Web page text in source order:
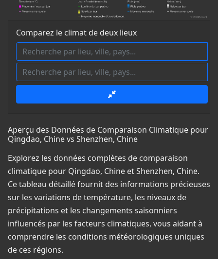
Comparez le climat de deux lieux
Aperçu des Données de Comparaison Climatique pour
Qingdao, Chine vs Shenzhen, Chine
Explorez les données complètes de comparaison
climatique pour Qingdao, Chine et Shenzhen, Chine.
Ce tableau détaillé fournit des informations précieuses
sur les variations de température, les niveaux de
précipitations et les changements saisonniers
influencés par les facteurs climatiques, vous aidant à
comprendre les conditions météorologiques uniques
de ces régions.